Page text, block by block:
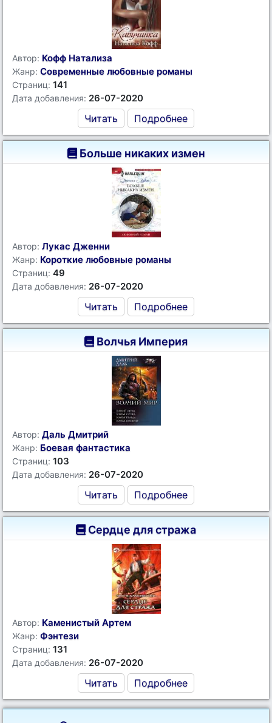
Автор: Кофф Натализа
Жанр: Современные любовные романы
Страниц: 141
Дата добавления: 26-07-2020
Читать Подробнее
Больше никаких измен
Автор: Лукас Дженни
Жанр: Короткие любовные романы
Страниц: 49
Дата добавления: 26-07-2020
Читать Подробнее
Волчья Империя
Автор: Даль Дмитрий
Жанр: Боевая фантастика
Страниц: 103
Дата добавления: 26-07-2020
Читать Подробнее
Сердце для стража
Автор: Каменистый Артем
Жанр: Фэнтези
Страниц: 131
Дата добавления: 26-07-2020
Читать Подробнее